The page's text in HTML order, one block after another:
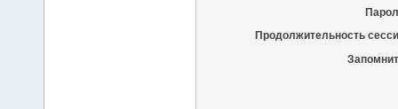
Продолжительность